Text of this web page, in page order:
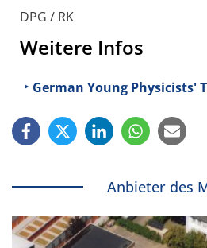
DPG / RK
Weitere Infos
German Young Physicists'
Anbieter des